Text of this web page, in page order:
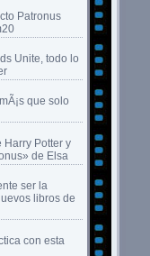
Patronus
Unite, todo lo
que solo
Harry Potter y
de Elsa
ser la
libros de
con esta